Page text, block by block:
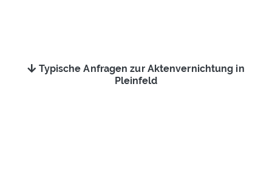
Typische Anfragen zur Aktenvernichtung in
Pleinfeld